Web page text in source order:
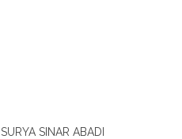
SURYA SINAR ABADI